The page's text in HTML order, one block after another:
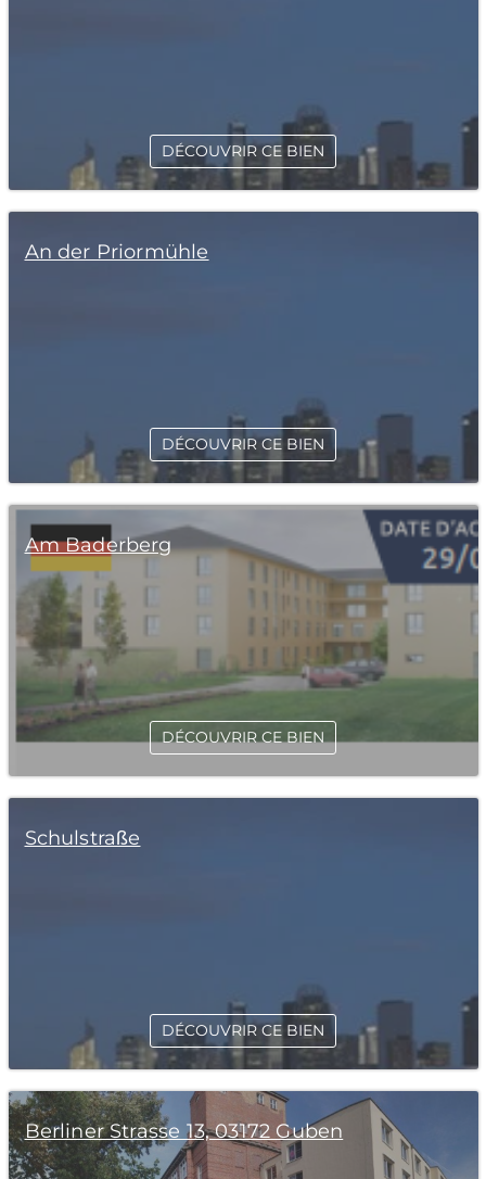
DÉCOUVRIR CE BIEN
An der Priormühle
DÉCOUVRIR CE BIEN
Am Baderberg
DÉCOUVRIR CE BIEN
Schulstraße
DÉCOUVRIR CE BIEN
Berliner Strasse 13, 03172 Guben